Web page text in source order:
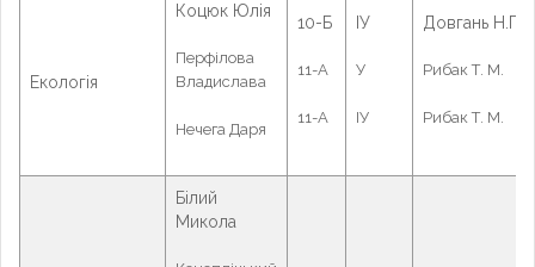
Екологія
Коцюк Юлія
Перфілова
Владислава
Нечега Даря
10-Б
11-А
11-А
ІУ
У
ІУ
Довгань Н.П.
Рибак Т. М.
Рибак Т. М.
Білий
Микола